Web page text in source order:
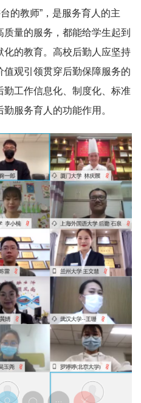
的教师”，是服务育人的主
量的服务，都能给学生起到
的教育。高校后勤人应坚持
值观引领贯穿后勤保障服务的
工作信息化、制度化、标准
服务育人的功能作用。